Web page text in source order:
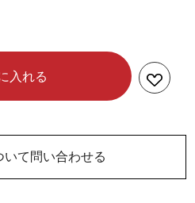
入れる
いて問い合わせる